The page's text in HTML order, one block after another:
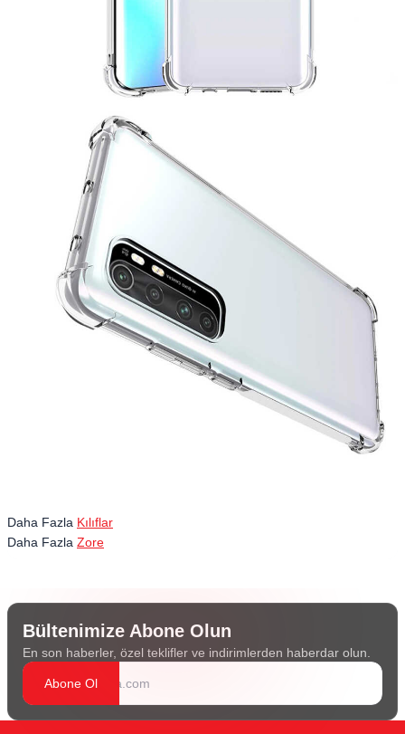
Daha Fazla Kılıflar
Daha Fazla Zore
Bültenimize Abone Olun
En son haberler, özel teklifler ve indirimlerden haberdar olun.
Abone Ol